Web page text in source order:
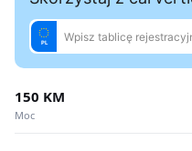
150 KM
Moc